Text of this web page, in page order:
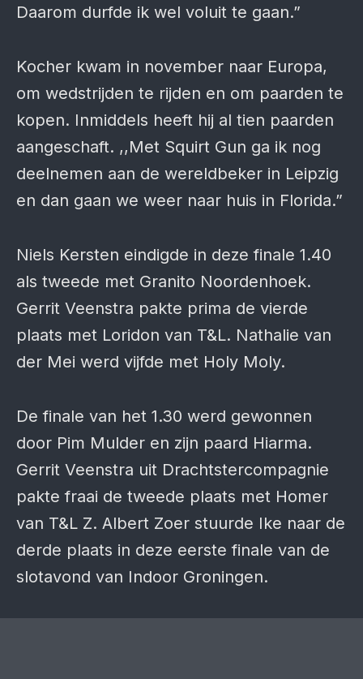
Daarom durfde ik wel voluit te gaan.”
Kocher kwam in november naar Europa,
om wedstrijden te rijden en om paarden te
kopen. Inmiddels heeft hij al tien paarden
aangeschaft. ,,Met Squirt Gun ga ik nog
deelnemen aan de wereldbeker in Leipzig
en dan gaan we weer naar huis in Florida.”
Niels Kersten eindigde in deze finale 1.40
als tweede met Granito Noordenhoek.
Gerrit Veenstra pakte prima de vierde
plaats met Loridon van T&L. Nathalie van
der Mei werd vijfde met Holy Moly.
De finale van het 1.30 werd gewonnen
door Pim Mulder en zijn paard Hiarma.
Gerrit Veenstra uit Drachtstercompagnie
pakte fraai de tweede plaats met Homer
van T&L Z. Albert Zoer stuurde Ike naar de
derde plaats in deze eerste finale van de
slotavond van Indoor Groningen.